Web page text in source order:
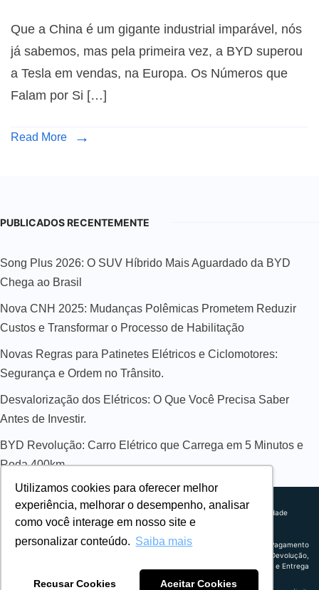
Utilizamos cookies para oferecer melhor
experiência, melhorar o desempenho, analisar
como você interage em nosso site e
personalizar conteúdo. Saiba mais
Recusar Cookies Aceitar Cookies
Que a China é um gigante industrial imparável, nós
já sabemos, mas pela primeira vez, a BYD superou
a Tesla em vendas, na Europa. Os Números que
Falam por Si […]
Read More
PUBLICADOS RECENTEMENTE
Song Plus 2026: O SUV Híbrido Mais Aguardado da BYD
Chega ao Brasil
Nova CNH 2025: Mudanças Polêmicas Prometem Reduzir
Custos e Transformar o Processo de Habilitação
Novas Regras para Patinetes Elétricos e Ciclomotores:
Segurança e Ordem no Trânsito.
Desvalorização dos Elétricos: O Que Você Precisa Saber
Antes de Investir.
BYD Revolução: Carro Elétrico que Carrega em 5 Minutos e
Roda 400km
Explorando novos horizontes com
inovação e estratégia. Estamos
para um amanhã mais conectado e
Sobre nós
Política de privacidade
Política de Pagamento
Troca, Devolução,
Reembolso e Entrega